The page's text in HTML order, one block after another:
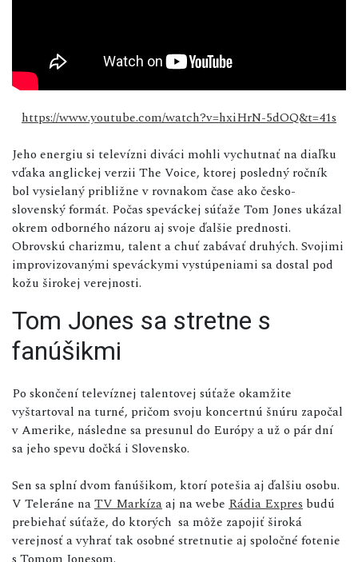
https://www.youtube.com/watch?v=hxiHrN-5dOQ&t=41s
Jeho energiu si televízni diváci mohli vychutnať na diaľku
vďaka anglickej verzii The Voice, ktorej posledný ročník
bol vysielaný približne v rovnakom čase ako česko-
slovenský formát. Počas speváckej súťaže Tom Jones ukázal
okrem odborného názoru aj svoje ďalšie prednosti.
Obrovskú charizmu, talent a chuť zabávať druhých. Svojimi
improvizovanými speváckymi vystúpeniami sa dostal pod
kožu širokej verejnosti.
Tom Jones sa stretne s
fanúšikmi
Po skončení televíznej talentovej súťaže okamžite
vyštartoval na turné, pričom svoju koncertnú šnúru započal
v Amerike, následne sa presunul do Európy a už o pár dní
sa jeho spevu dočká i Slovensko.
Sen sa splní dvom fanúšikom, ktorí potešia aj ďalšiu osobu.
V Teleráne naTV Markízaaj na webe Rádia Expres budú
prebiehať súťaže, do ktorých sa môže zapojiť široká
verejnosť a vyhrať tak osobné stretnutie aj spoločné fotenie